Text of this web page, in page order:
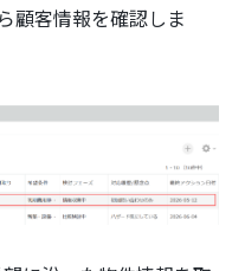
客情報を確認しま